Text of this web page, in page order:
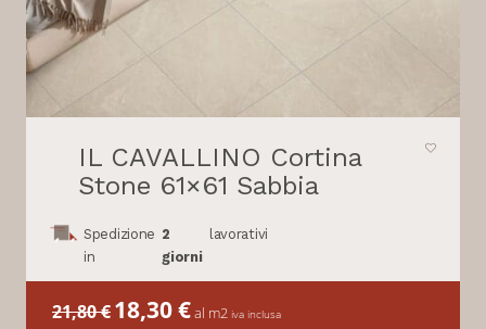
IL CAVALLINO Cortina
Stone 61×61 Sabbia
Spedizione
in
2
giorni
lavorativi
21,80€ Il
prezzo
18,30€Il
prezzo
al m2 iva inclusa